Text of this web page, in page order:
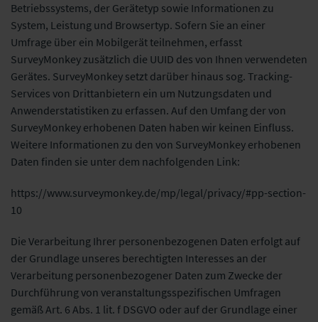
Betriebssystems, der Gerätetyp sowie Informationen zu
System, Leistung und Browsertyp. Sofern Sie an einer
Umfrage über ein Mobilgerät teilnehmen, erfasst
SurveyMonkey zusätzlich die UUID des von Ihnen verwendeten
Gerätes. SurveyMonkey setzt darüber hinaus sog. Tracking-
Services von Drittanbietern ein um Nutzungsdaten und
Anwenderstatistiken zu erfassen. Auf den Umfang der von
SurveyMonkey erhobenen Daten haben wir keinen Einfluss.
Weitere Informationen zu den von SurveyMonkey erhobenen
Daten finden sie unter dem nachfolgenden Link:
https://www.surveymonkey.de/mp/legal/privacy/#pp-section-
10
Die Verarbeitung Ihrer personenbezogenen Daten erfolgt auf
der Grundlage unseres berechtigten Interesses an der
Verarbeitung personenbezogener Daten zum Zwecke der
Durchführung von veranstaltungsspezifischen Umfragen
gemäß Art. 6 Abs. 1 lit. f DSGVO oder auf der Grundlage einer